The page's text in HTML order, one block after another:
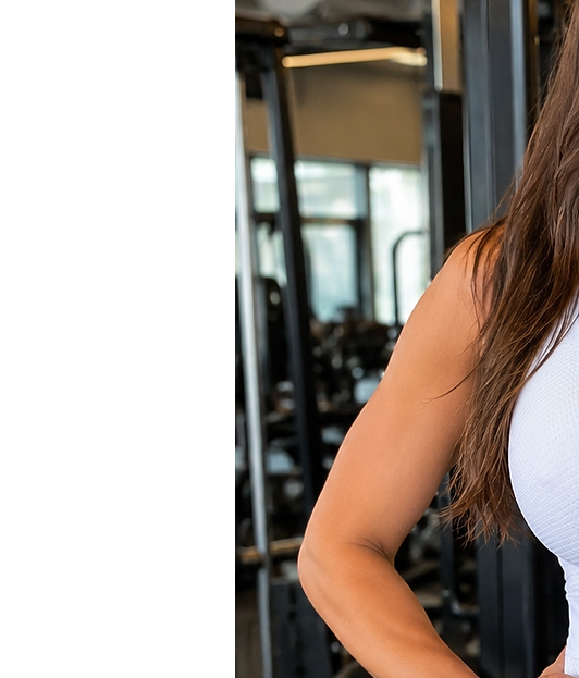
• Tecido confortável, levemente
• Cor Cinza, amarelo
• Modelo MS1998
Modelo medidas:
Tamanho PP
Altura 167
Quadril 93
Busto 84
Cintura 66,5